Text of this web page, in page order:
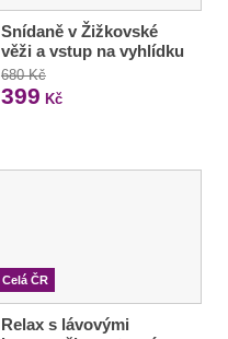
Snídaně v Žižkovské
věži a vstup na vyhlídku
680 Kč
399 Kč
Celá ČR
Relax s lávovými